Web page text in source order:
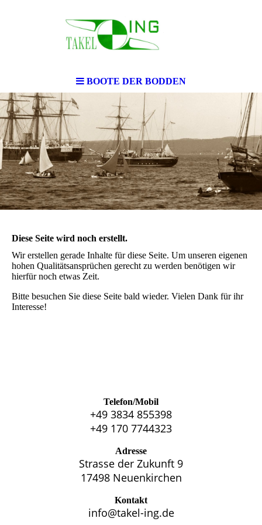
BOOTE DER BODDEN
Diese Seite wird noch erstellt.
Wir erstellen gerade Inhalte für diese Seite. Um unseren eigenen
hohen Qualitätsansprüchen gerecht zu werden benötigen wir
hierfür noch etwas Zeit.
Bitte besuchen Sie diese Seite bald wieder. Vielen Dank für ihr
Interesse!
Telefon/Mobil
+49 3834 855398
+49 170 7744323
Adresse
Strasse der Zukunft 9
17498 Neuenkirchen
Kontakt
info@takel-ing.de